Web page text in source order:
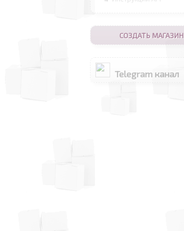
СОЗДАТЬ МАГАЗИН
Telegram канал